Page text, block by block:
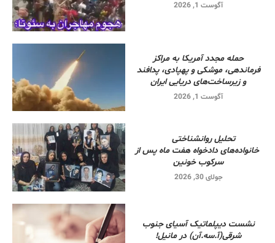
آگوست 1, 2026
حمله مجدد آمریکا به مراکز
فرماندهی، موشکی و پهپادی، پدافند
و زیرساخت‌های دریایی ایران
آگوست 1, 2026
تحلیل روانشناختی
خانواده‌های دادخواه هفت ماه پس از
سرکوب خونین
جولای 30, 2026
نشست دیپلماتیک آسیای جنوب
شرقی‌(آ.سه.آن) در مانیل!